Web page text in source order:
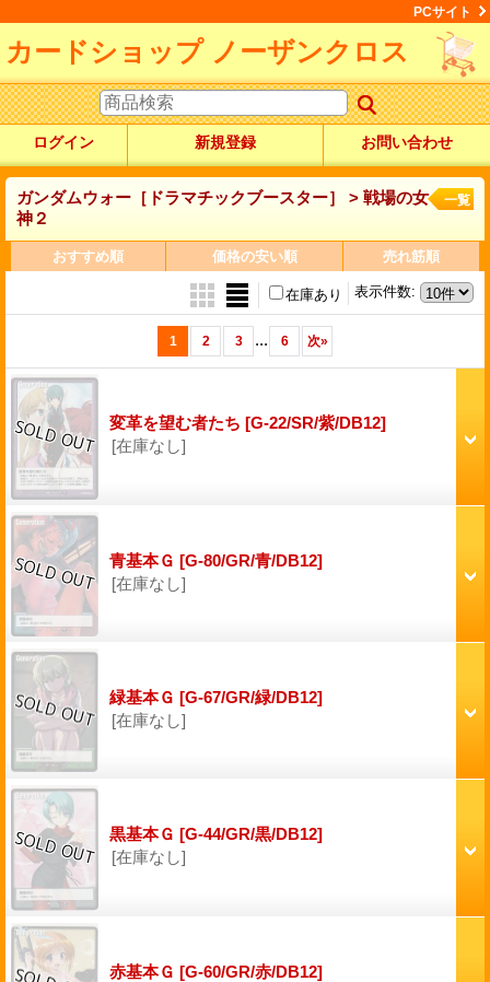
PCサイト
カードショップ ノーザンクロス
ログイン 新規登録 お問い合わせ
ガンダムウォー［ドラマチックブースター］ > 戦場の女
神２
一覧
おすすめ順 価格の安い順 売れ筋順
表示件数:
在庫あり
1 2 3 ... 6 次»
変革を望む者たち [G-22/SR/紫/DB12]
[在庫なし]
青基本Ｇ [G-80/GR/青/DB12]
[在庫なし]
緑基本Ｇ [G-67/GR/緑/DB12]
[在庫なし]
黒基本Ｇ [G-44/GR/黒/DB12]
[在庫なし]
赤基本Ｇ [G-60/GR/赤/DB12]